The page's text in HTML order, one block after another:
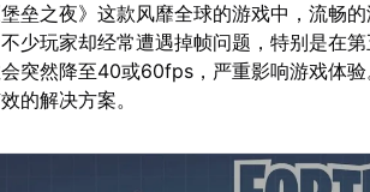
垒之夜》这款风靡全球的游戏中，流畅
少玩家却经常遭遇掉帧问题，特别是在
突然降至40或60fps，严重影响游戏体
的解决方案。